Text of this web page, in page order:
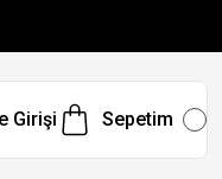
Girişi Sepetim